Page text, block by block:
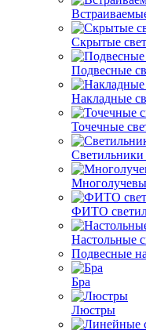
Скрытые
Подвесные
Накладные
Точечные
ФИТО
Настольные
Подвесные
Бра
Люстры